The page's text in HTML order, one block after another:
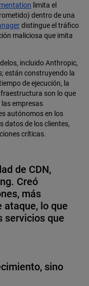
limita el
dentro de una
distingue el tráfico
maliciosa que imita
incluido Anthropic,
están construyendo la
de ejecución, la
son lo que
empresas
autónomos en los
datos de los clientes,
críticas.
de CDN,
Creó
más
lo que
servicios que
sino